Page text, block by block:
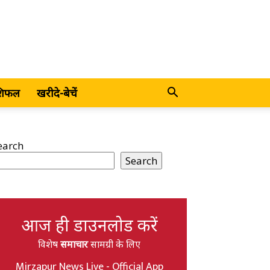
खरीदे-बेचें
Search
आज ही डाउनलोड करें
विशेषसमाचारसामग्री के लिए